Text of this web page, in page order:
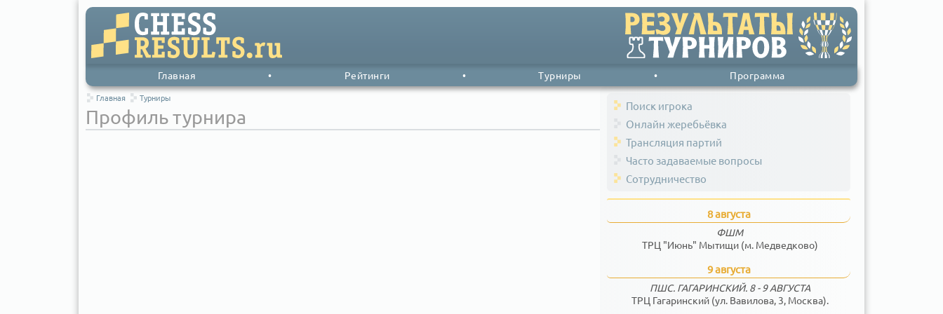
Главная • Рейтинги • Турниры • Программа
Главная Турниры
Профиль турнира
Поиск игрока
Онлайн жеребьёвка
Трансляция партий
Часто задаваемые вопросы
Сотрудничество
8 августа
ФШМ
ТРЦ "Июнь" Мытищи (м. Медведково)
9 августа
ПШС. ГАГАРИНСКИЙ. 8 - 9 АВГУСТА
ТРЦ Гагаринский (ул. Вавилова, 3, Москва).